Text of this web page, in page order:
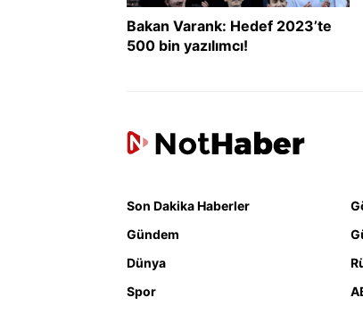
Bakan Varank: Hedef 2023’te
500 bin yazılımcı!
Son Dakika Haberler
Gündem
Dünya
Spor